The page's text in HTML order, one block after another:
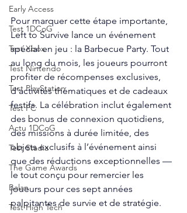
Early Access
Test 1DCoG
Test Xbox
Test Nintendo
Test PlayStation
Test PC
Actu 1DCoG
Test Stadia
The Game Awards
Balan
Test High Tech
Pour marquer cette étape importante,
Left to Survive lance un événement
spécial en jeu : la Barbecue Party. Tout
au long du mois, les joueurs pourront
profiter de récompenses exclusives,
d’activités thématiques et de cadeaux
festifs. La célébration inclut également
des bonus de connexion quotidiens,
des missions à durée limitée, des
objets exclusifs à l’événement ainsi
que des réductions exceptionnelles —
le tout conçu pour remercier les
joueurs pour ces sept années
palpitantes de survie et de stratégie.